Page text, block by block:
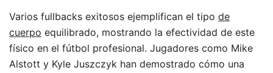
Varios fullbacks exitosos ejemplifican el tipo de
cuerpo equilibrado, mostrando la efectividad de este
físico en el fútbol profesional. Jugadores como Mike
Alstott y Kyle Juszczyk han demostrado cómo una